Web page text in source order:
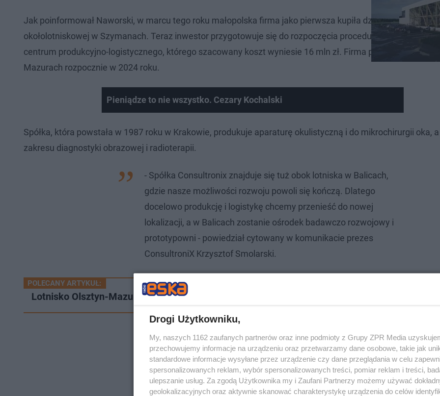
Jak poinformował Naworski, w marcu tego roku małopolska firma jako pierwsza kupiła działkę
okołolotniskowej w Szymanach. Teraz inwestor przygotowuje się do rozpoczęcia procedur związanych z
centrum produkcyjno-logistycznego, którego szacowany koszt wyniesie 16 mln zł. Firma planuje, że
Mazurach rozpocznie w 2024 roku.
Pieniądze to nie wszystko. Cezary Kochalski
Spółka, która powstała w 1987 roku w Krakowie, produkuje aparaturę okulistyczną i do mikrochirurgii oka,
zakresu diagnostyki obrazowej i radioterapii.
- Spółka Consultronix znajduje się tuż obok lotniska w Balicach,
gdzie nasze możliwości rozwoju powoli się kończą. Dlatego
docelowo produkcję i logistykę chcemy przenieść do nowej
lokalizacji, a w Balicach zostanie ośrodek badawczo rozwojowy i
prototypowni - powiedział cytowany w komunikacie prezes
ConsultroniX Krzysztof Smolarski.
POLECANY ARTYKUŁ:
Lotnisko Olsztyn-Mazury zmienia rozkład lotów na zimę. Dokąd polecimy?
Drogi Użytkowniku,
My, naszych 1162 zaufanych partnerów oraz inne podmioty z Grupy ZPR Media
przechowujemy informacje na urządzeniu oraz przetwarzamy dane osobowe, takie jak
standardowe informacje wysyłane przez urządzenie czy dane przeglądania w celu
spersonalizowanych reklam, wybór spersonalizowanych treści, pomiar reklam i treści,
ulepszanie usług. Za zgodą Użytkownika my i Zaufani Partnerzy możemy używać
geolokalizacyjnych oraz aktywnie skanować charakterystykę urządzenia do celów